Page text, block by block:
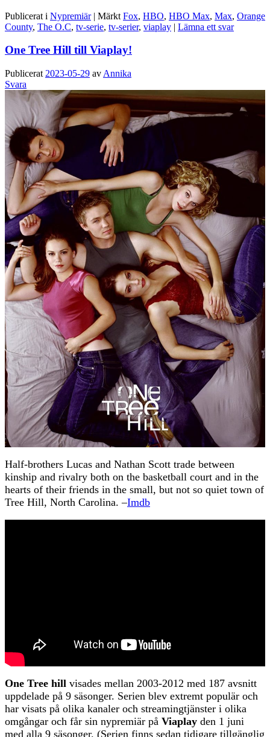
Publicerat i Nypremiär | Märkt Fox, HBO, HBO Max, Max, Orange
County, The O.C, tv-serie, tv-serier, viaplay | Lämna ett svar
One Tree Hill till Viaplay!
Publicerat 2023-05-29 av Annika
Svara
Half-brothers Lucas and Nathan Scott trade between
kinship and rivalry both on the basketball court and in the
hearts of their friends in the small, but not so quiet town of
Tree Hill, North Carolina. –Imdb
One Tree hill visades mellan 2003-2012 med 187 avsnitt
uppdelade på 9 säsonger. Serien blev extremt populär och
har visats på olika kanaler och streamingtjänster i olika
omgångar och får sin nypremiär på Viaplay den 1 juni
med alla 9 säsonger. (Serien finns sedan tidigare tillgänglig